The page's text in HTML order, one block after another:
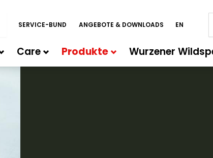
SERVICE-BUND ANGEBOTE & DOWNLOADS EN
Care Produkte Wurzener